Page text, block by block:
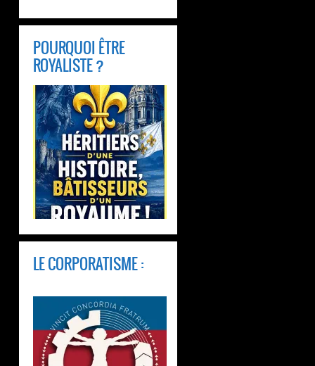
POURQUOI ÊTRE
ROYALISTE ?
LE CORPORATISME :